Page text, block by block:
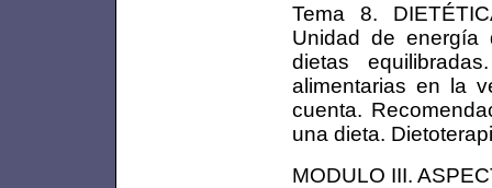
Tema 8.
Unidad de energía
dietas
alimentarias en la
cuenta.
una dieta.
MODULO III.